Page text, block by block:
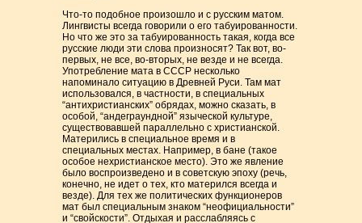
Что-то подобное произошло и с русским матом.
Лингвисты всегда говорили о его табуированности.
Но что же это за табуированность такая, когда все
русские люди эти слова произносят? Так вот, во-
первых, не все, во-вторых, не везде и не всегда.
Употребление мата в СССР несколько
напоминало ситуацию в Древней Руси. Там мат
использовался, в частности, в специальных
“антихристианских” обрядах, можно сказать, в
особой, “андеграундной” языческой культуре,
существовавшей параллельно с христианской.
Матерились в специальное время и в
специальных местах. Например, в бане (такое
особое нехристианское место). Это же явление
было воспроизведено и в советскую эпоху (речь,
конечно, не идет о тех, кто матерился всегда и
везде). Для тех же политических функционеров
мат был специальным знаком “неофициальности”
и “свойскости”. Отдыхая и расслабляясь с